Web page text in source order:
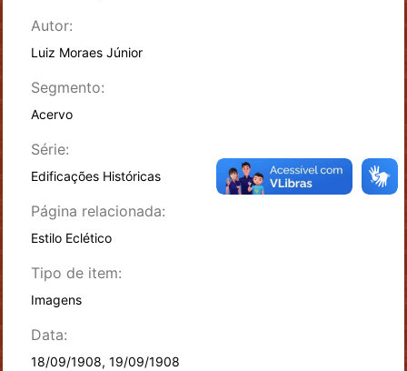
Autor:
Luiz Moraes Júnior
Segmento:
Acervo
Série:
Edificações Históricas
Página relacionada:
Estilo Eclético
Tipo de item:
Imagens
Data:
18/09/1908, 19/09/1908